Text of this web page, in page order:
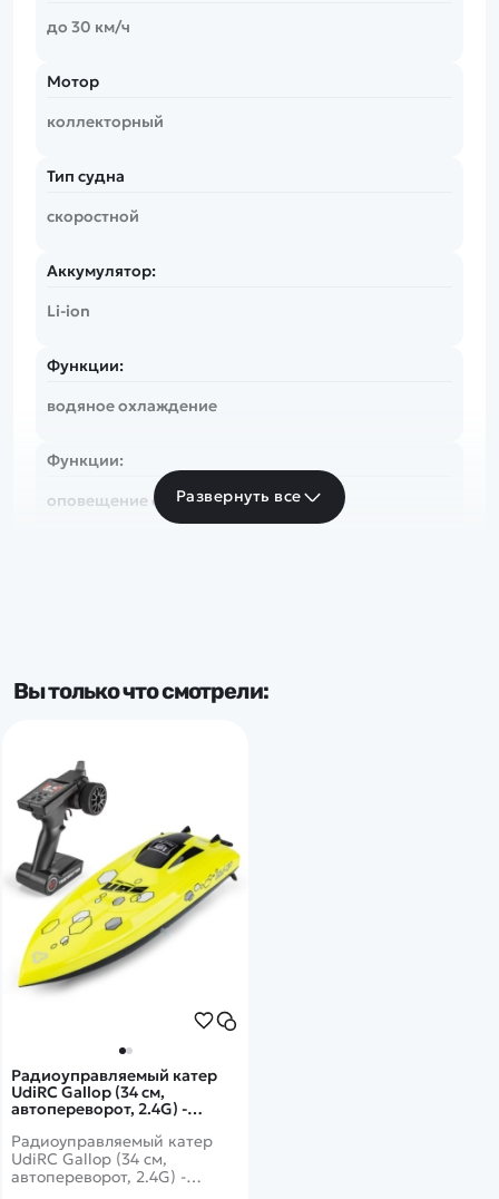
до 30 км/ч
Мотор
коллекторный
Тип судна
скоростной
Аккумулятор:
Li-ion
Функции:
водяное охлаждение
Функции:
оповещение о низком заряде
Развернуть все
Вы только что смотрели:
Радиоуправляемый катер
UdiRC Gallop (34 см,
автопереворот, 2.4G) -
Радиоуправляемый катер
UdiRC Gallop (34 см,
автопереворот, 2.4G) -